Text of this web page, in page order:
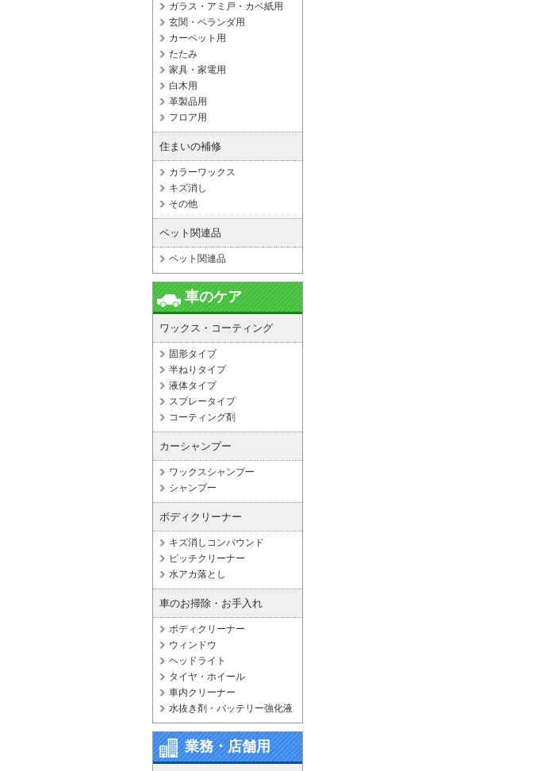
ガラス・アミ戸・カベ紙用
玄関・ベランダ用
カーペット用
たたみ
家具・家電用
白木用
革製品用
フロア用
住まいの補修
カラーワックス
キズ消し
その他
ペット関連品
ペット関連品
車のケア
ワックス・コーティング
固形タイプ
半ねりタイプ
液体タイプ
スプレータイプ
コーティング剤
カーシャンプー
ワックスシャンプー
シャンプー
ボディクリーナー
キズ消しコンパウンド
ピッチクリーナー
水アカ落とし
車のお掃除・お手入れ
ボディクリーナー
ウィンドウ
ヘッドライト
タイヤ・ホイール
車内クリーナー
水抜き剤・バッテリー強化液
業務・店舗用